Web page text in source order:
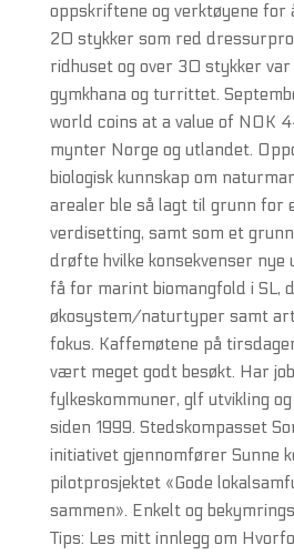
oppskriftene og verktøyene for
20 stykker som red
ridhuset og over 30 stykker var
gymkhana og turrittet.
world coins at a value of NOK
mynter Norge og utlandet.
biologisk kunnskap om
arealer ble så lagt til grunn for
verdisetting, samt som et
drøfte hvilke konsekvenser nye
få for marint biomangfold i SL,
økosystem/naturtyper samt
fokus. Kaffemøtene på
vært meget godt besøkt. Har
fylkeskommuner, glf utvikling
siden 1999. Stedskompasset
initiativet gjennomfører Sunne
pilotprosjektet «Gode
sammen». Enkelt og
Tips: Les mitt innlegg om